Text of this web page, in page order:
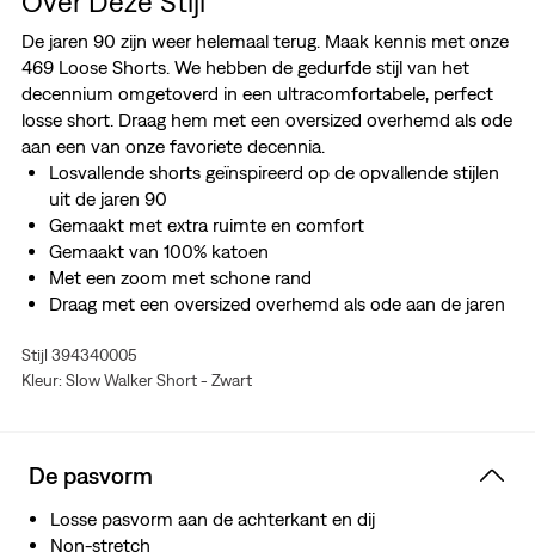
De jaren 90 zijn weer helemaal terug. Maak kennis met onze
469 Loose Shorts. We hebben de gedurfde stijl van het
decennium omgetoverd in een ultracomfortabele, perfect
losse short. Draag hem met een oversized overhemd als ode
aan een van onze favoriete decennia.
Losvallende shorts geïnspireerd op de opvallende stijlen
uit de jaren 90
Gemaakt met extra ruimte en comfort
Gemaakt van 100% katoen
Met een zoom met schone rand
Draag met een oversized overhemd als ode aan de jaren
Stijl 394340005
Kleur: Slow Walker Short - Zwart
De pasvorm
Losse pasvorm aan de achterkant en dij
Non-stretch